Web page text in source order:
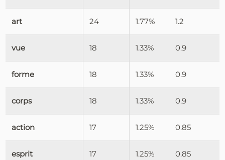
art 24 1.77% 1.2
vue 18 1.33% 0.9
forme 18 1.33% 0.9
corps 18 1.33% 0.9
action 17 1.25% 0.85
esprit 17 1.25% 0.85